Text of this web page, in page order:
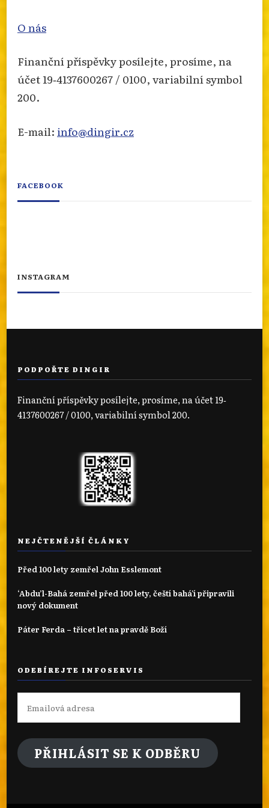
O nás
Finanční příspěvky posílejte, prosíme, na
účet 19‐4137600267 / 0100, variabilní symbol
200.
E-mail: info@dingir.cz
FACEBOOK
INSTAGRAM
PODPOŘTE DINGIR
Finanční příspěvky posílejte, prosíme, na účet 19‐
4137600267 / 0100, variabilní symbol 200.
NEJČTENĚJŠÍ ČLÁNKY
Před 100 lety zemřel John Esslemont
‘Abdu’l-Bahá zemřel před 100 lety, čeští bahá'í připravili
nový dokument
Páter Ferda – třicet let na pravdě Boží
ODEBÍREJTE INFOSERVIS
adresa
PŘIHLÁSIT SE K ODBĚRU